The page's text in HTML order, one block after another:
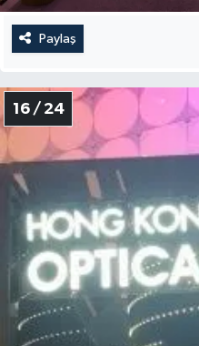
Paylaş
16 / 24